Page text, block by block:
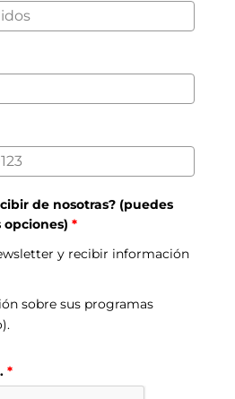
de nosotras? (puedes
*
y recibir información
sobre sus programas
*